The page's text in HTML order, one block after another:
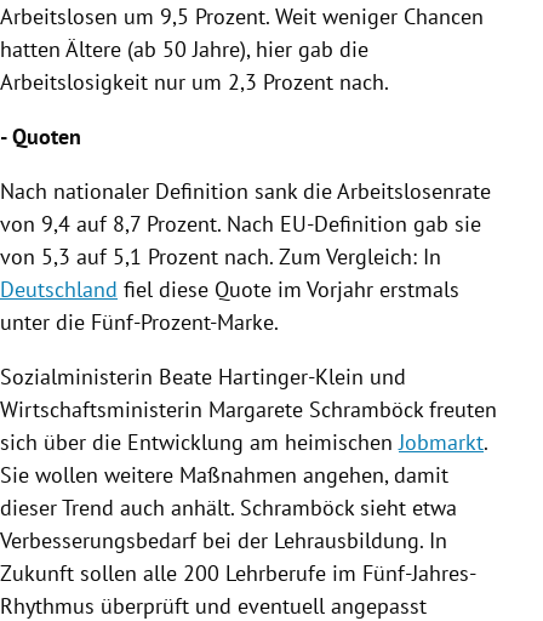
Arbeitslosen um 9,5 Prozent. Weit weniger Chancen
hatten Ältere (ab 50 Jahre), hier gab die
Arbeitslosigkeit nur um 2,3 Prozent nach.
- Quoten
Nach nationaler Definition sank die Arbeitslosenrate
von 9,4 auf 8,7 Prozent. Nach EU-Definition gab sie
von 5,3 auf 5,1 Prozent nach. Zum Vergleich: In
Deutschland fiel diese Quote im Vorjahr erstmals
unter die Fünf-Prozent-Marke.
Sozialministerin Beate Hartinger-Klein und
Wirtschaftsministerin Margarete Schramböckfreuten
sich über die Entwicklung am heimischenJobmarkt.
Sie wollen weitere Maßnahmen angehen, damit
dieser Trend auch anhält. Schramböcksieht etwa
Verbesserungsbedarf bei der Lehrausbildung. In
Zukunft sollen alle 200 Lehrberufe im Fünf-Jahres-
Rhythmus überprüft und eventuell angepasst